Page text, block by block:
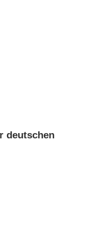
deutschen